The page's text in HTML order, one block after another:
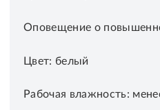
Оповещение о
Цвет: белый
Рабочая влажность: